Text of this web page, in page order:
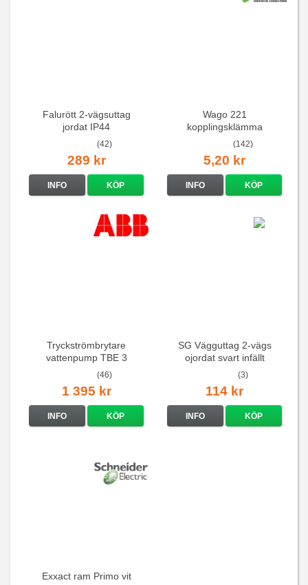
Falurött 2-vägsuttag
jordat IP44
(42)
289 kr
INFO KÖP
Wago 221
kopplingsklämma
(142)
5,20 kr
INFO KÖP
Tryckströmbrytare
vattenpump TBE 3
(46)
1 395 kr
INFO KÖP
SG Vägguttag 2-vägs
ojordat svart infällt
16A/250V
(3)
114 kr
INFO KÖP
Exxact ram Primo vit